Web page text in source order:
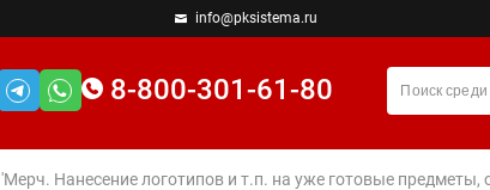
info@pksistema.ru
8-800-301-61-80
'Мерч. Нанесение логотипов и т.п. на уже готовые